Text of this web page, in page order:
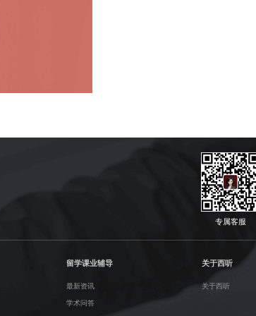
专属客服
留学课业辅导
最新资讯
学术问答
关于西听
关于西听